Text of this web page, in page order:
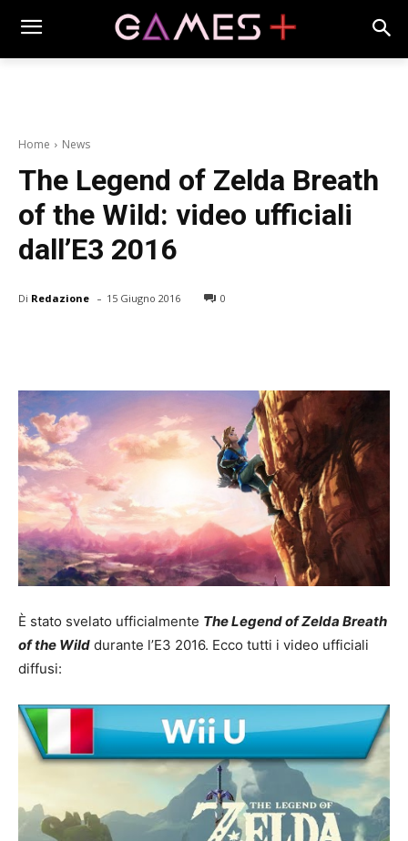
Home News
The Legend of Zelda Breath
of the Wild: video ufficiali
dall’E3 2016
Di Redazione - 15 Giugno 2016 0
È stato svelato ufficialmente The Legend of Zelda Breath
of the Wild durante l’E3 2016. Ecco tutti i video ufficiali
diffusi: